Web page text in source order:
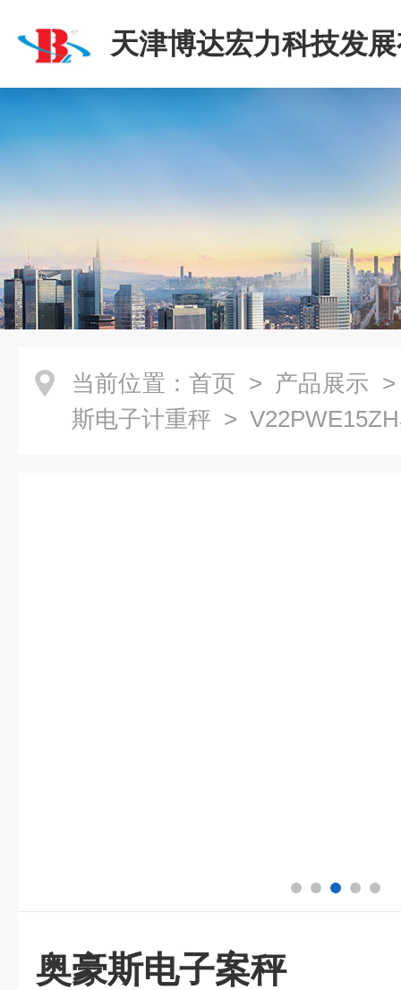
天津博达宏力科技发
司
当前位置： 首页 > 产品展示
斯电子计重秤 >
奥豪斯电子案秤